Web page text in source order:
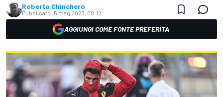
Roberto Chinchero
Pubblicato: 5 mag 2023, 08:12
AGGIUNGI COME FONTE PREFERITA